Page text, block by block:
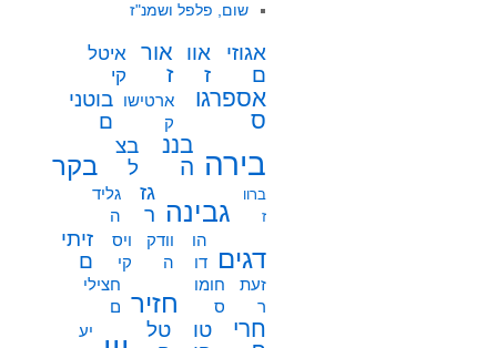
שום, פלפל ושמנ"ז
אגוזי
ם
אוו
ז
אור
ז
איטל
קי
אספרגו
ס
ארטישו
ק
בוטני
ם
בירה
בננ
ה
בצ
ל
בקר
ברוו
ז
גבינה
גז
ר
גליד
ה
דגים
הו
דו
וודק
ה
ויס
קי
זיתי
ם
זעת
ר
חומו
ס
חזיר
חצילי
ם
חרי
טו
טל
יע